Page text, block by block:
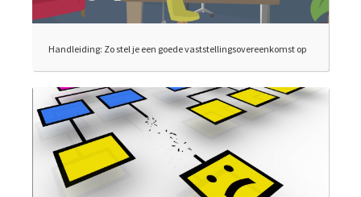
Handleiding: Zo stel je een goede vaststellingsovereenkomst op